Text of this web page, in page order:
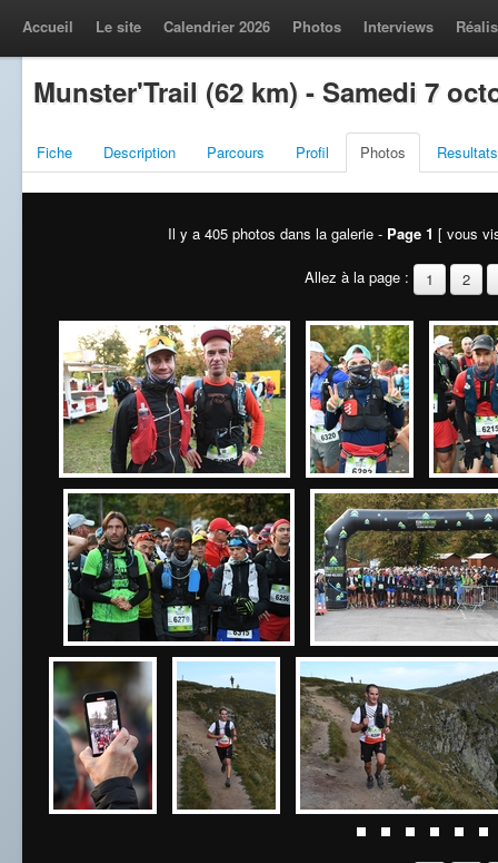
Accueil Le site Calendrier 2026 Photos Interviews
Munster'Trail (62 km) - Samedi 7
Fiche Description Parcours Profil Photos Resultats
Il y a 405 photos dans la galerie - Page 1 [ vous
Allez à la page : 1 2